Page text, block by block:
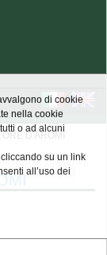
D'AROMI
di cookie
nella cookie
o ad alcuni
su un link
all’uso dei